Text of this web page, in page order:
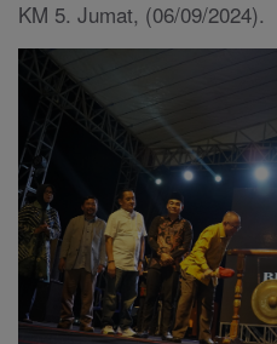
KM 5. Jumat, (06/09/2024).